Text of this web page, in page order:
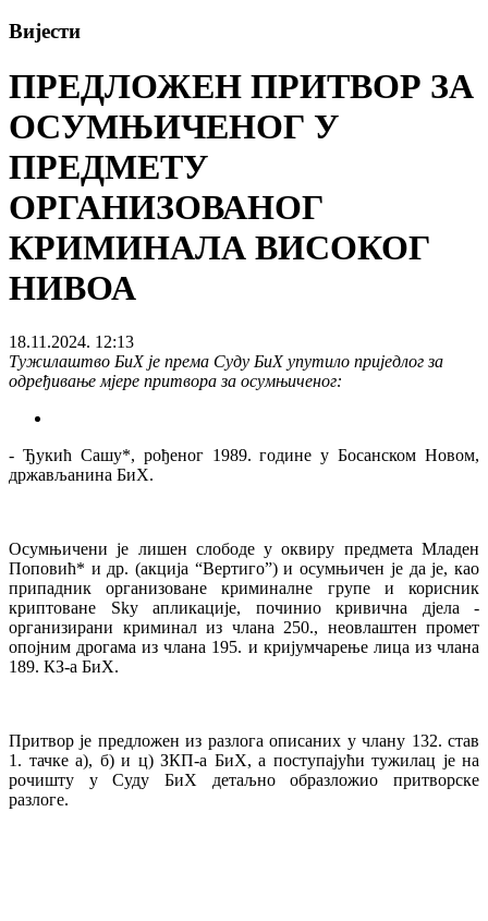
Вијести
ПРЕДЛОЖЕН ПРИТВОР ЗА
ОСУМЊИЧЕНОГ У
ПРЕДМЕТУ
ОРГАНИЗОВАНОГ
КРИМИНАЛА ВИСОКОГ
НИВОА
18.11.2024. 12:13
Тужилаштво БиХ је према Суду БиХ упутило приједлог за
одређивање мјере притвора за осумњиченог:
- Ђукић Сашу*, рођеног 1989. године у Босанском Новом,
држављанина БиХ.
Осумњичени је лишен слободе у оквиру предмета Младен
Поповић* и др. (акција “Вертиго”) и осумњичен је да је, као
припадник организоване криминалне групе и корисник
криптоване Sky апликације, починио кривична дјела -
организирани криминал из члана 250., неовлаштен промет
опојним дрогама из члана 195. и кријумчарење лица из члана
189. КЗ-а БиХ.
Притвор је предложен из разлога описаних у члану 132. став
1. тачке а), б) и ц) ЗКП-а БиХ, а поступајући тужилац је на
рочишту у Суду БиХ детаљно образложио притворске
разлоге.